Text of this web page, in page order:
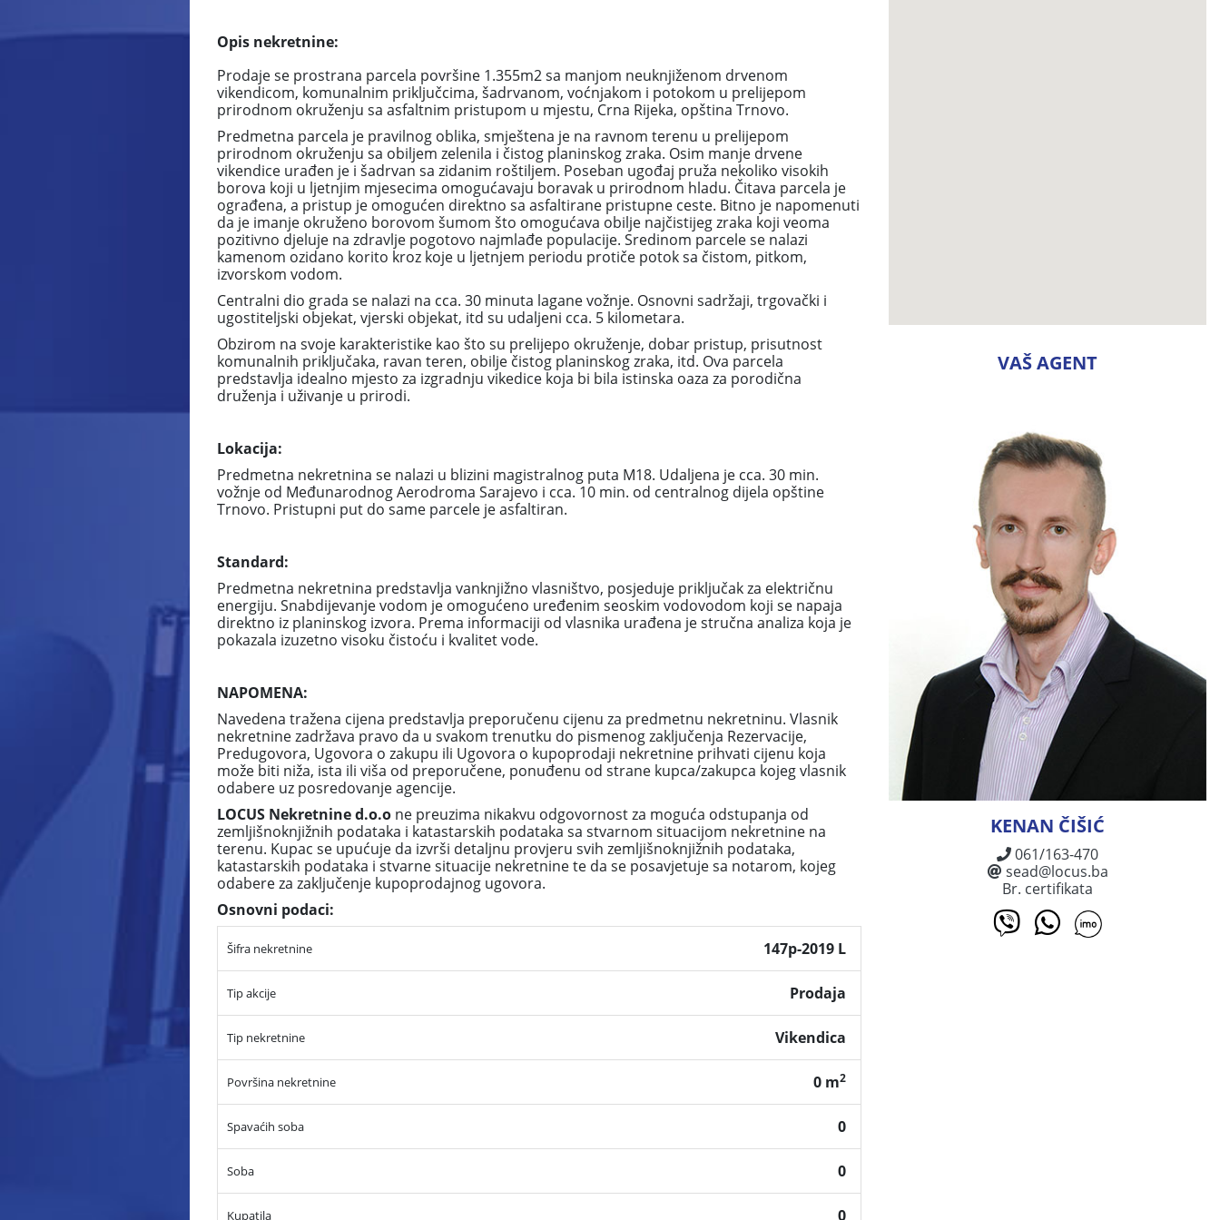
Opis nekretnine:
Prodaje se prostrana parcela površine 1.355m2 sa manjom neuknjiženom drvenom
vikendicom, komunalnim priključcima, šadrvanom, voćnjakom i potokom u prelijepom
prirodnom okruženju sa asfaltnim pristupom u mjestu, Crna Rijeka, opština Trnovo.
Predmetna parcela je pravilnog oblika, smještena je na ravnom terenu u prelijepom
prirodnom okruženju sa obiljem zelenila i čistog planinskog zraka. Osim manje drvene
vikendice urađen je i šadrvan sa zidanim roštiljem. Poseban ugođaj pruža nekoliko visokih
borova koji u ljetnjim mjesecima omogućavaju boravak u prirodnom hladu. Čitava parcela je
ograđena, a pristup je omogućen direktno sa asfaltirane pristupne ceste. Bitno je napomenuti
da je imanje okruženo borovom šumom što omogućava obilje najčistijeg zraka koji veoma
pozitivno djeluje na zdravlje pogotovo najmlađe populacije. Sredinom parcele se nalazi
kamenom ozidano korito kroz koje u ljetnjem periodu protiče potok sa čistom, pitkom,
izvorskom vodom.
Centralni dio grada se nalazi na cca. 30 minuta lagane vožnje. Osnovni sadržaji, trgovački i
ugostiteljski objekat, vjerski objekat, itd su udaljeni cca. 5 kilometara.
Obzirom na svoje karakteristike kao što su prelijepo okruženje, dobar pristup, prisutnost
komunalnih priključaka, ravan teren, obilje čistog planinskog zraka, itd. Ova parcela
predstavlja idealno mjesto za izgradnju vikedice koja bi bila istinska oaza za porodična
druženja i uživanje u prirodi.
Lokacija:
Predmetna nekretnina se nalazi u blizini magistralnog puta M18. Udaljena je cca. 30 min.
vožnje od Međunarodnog Aerodroma Sarajevo i cca. 10 min. od centralnog dijela opštine
Trnovo. Pristupni put do same parcele je asfaltiran.
Standard:
Predmetna nekretnina predstavlja vanknjižno vlasništvo, posjeduje priključak za električnu
energiju. Snabdijevanje vodom je omogućeno uređenim seoskim vodovodom koji se napaja
direktno iz planinskog izvora. Prema informaciji od vlasnika urađena je stručna analiza koja je
pokazala izuzetno visoku čistoću i kvalitet vode.
NAPOMENA:
Navedena tražena cijena predstavlja preporučenu cijenu za predmetnu nekretninu. Vlasnik
nekretnine zadržava pravo da u svakom trenutku do pismenog zaključenja Rezervacije,
Predugovora, Ugovora o zakupu ili Ugovora o kupoprodaji nekretnine prihvati cijenu koja
može biti niža, ista ili viša od preporučene, ponuđenu od strane kupca/zakupca kojeg vlasnik
odabere uz posredovanje agencije.
LOCUS Nekretnine d.o.o ne preuzima nikakvu odgovornost za moguća odstupanja od
zemljišnoknjižnih podataka i katastarskih podataka sa stvarnom situacijom nekretnine na
terenu. Kupac se upućuje da izvrši detaljnu provjeru svih zemljišnoknjižnih podataka,
katastarskih podataka i stvarne situacije nekretnine te da se posavjetuje sa notarom, kojeg
odabere za zaključenje kupoprodajnog ugovora.
Osnovni podaci:
Šifra nekretnine 147p-2019 L
Tip akcije Prodaja
Tip nekretnine Vikendica
Površina nekretnine 0 m2
Spavaćih soba 0
Soba 0
Kupatila 0
VAŠ AGENT
KENAN ČIŠIĆ
061/163-470
sead@locus.ba
Br. certifikata